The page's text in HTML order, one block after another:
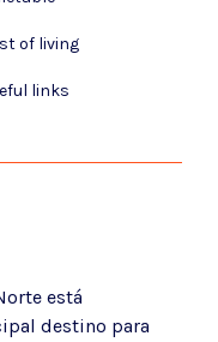
of living
links
está
destino para